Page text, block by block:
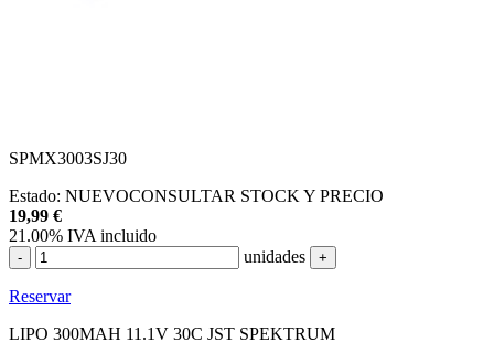
SPMX3003SJ30
Estado: NUEVOCONSULTAR STOCK Y PRECIO
19,99 €
21.00% IVA incluido
- unidades +
Reservar
LIPO 300MAH 11.1V 30C JST SPEKTRUM